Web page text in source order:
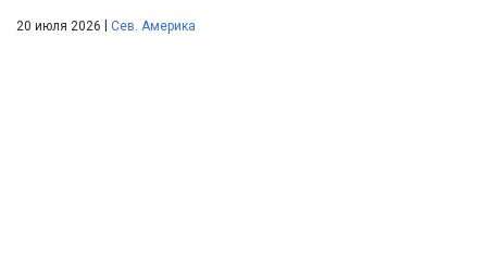
20 июля 2026 Сев. Америка